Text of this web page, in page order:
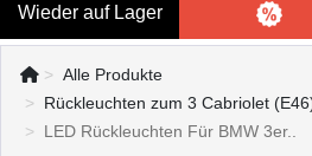
Wieder auf Lager
Alle Produkte
Rückleuchten zum 3 Cabriolet
LED Rückleuchten Für BMW 3er..